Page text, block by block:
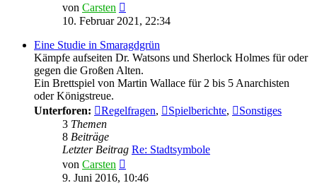
von Carsten
Beitrag
10. Februar 2021, 22:34
Eine Studie in Smaragdgrün
Kämpfe aufseiten Dr. Watsons und Sherlock Holmes für oder
gegen die Großen Alten.
Ein Brettspiel von Martin Wallace für 2 bis 5 Anarchisten
oder Königstreue.
Unterforen:
Regelfragen, Spielberichte,
Sonstiges
3 Themen
8 Beiträge
Letzter Beitrag Re: Stadtsymbole
von Carsten
Beitrag
9. Juni 2016, 10:46